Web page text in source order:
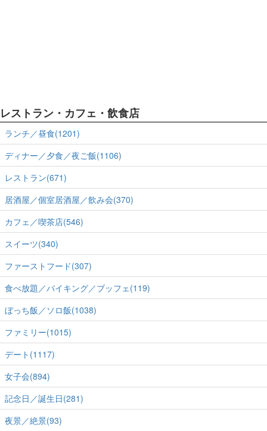
レストラン・カフェ・飲食店
ランチ／昼食(1201)
ディナー／夕食／夜ご飯(1106)
レストラン(671)
居酒屋／個室居酒屋／飲み会(370)
カフェ／喫茶店(546)
スイーツ(340)
ファーストフード(307)
食べ放題／バイキング／ブッフェ(119)
ぼっち飯／ソロ飯(1038)
ファミリー(1015)
デート(1117)
女子会(894)
記念日／誕生日(281)
夜景／絶景(93)